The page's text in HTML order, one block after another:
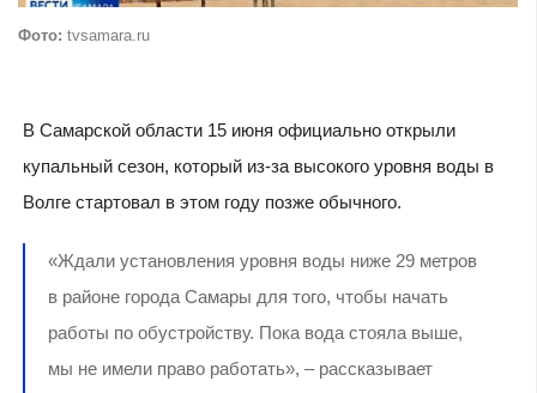
Фото: tvsamara.ru
В Самарской области 15 июня официально открыли
купальный сезон, который из-за высокого уровня воды в
Волге стартовал в этом году позже обычного.
«Ждали установления уровня воды ниже 29 метров
в районе города Самары для того, чтобы начать
работы по обустройству. Пока вода стояла выше,
мы не имели право работать», – рассказывает